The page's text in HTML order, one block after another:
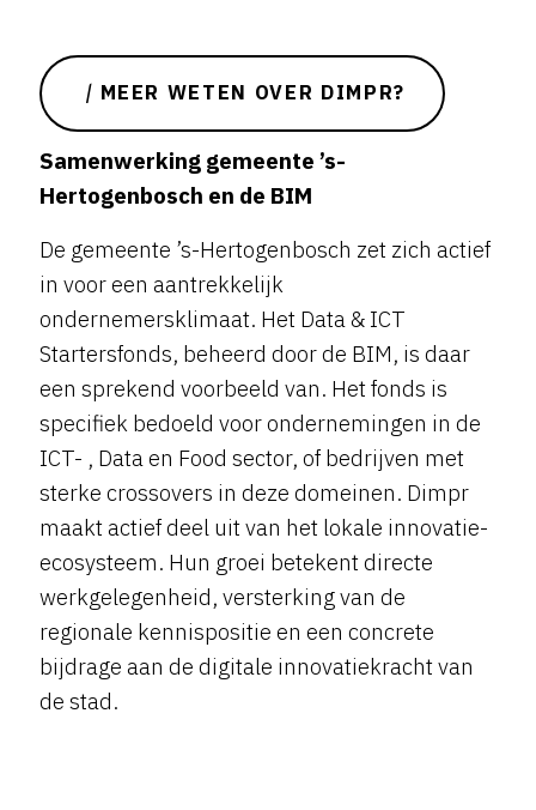
MEER WETEN OVER DIMPR?
Samenwerking gemeente ’s-
Hertogenbosch en de BIM
De gemeente ’s-Hertogenbosch zet zich actief
in voor een aantrekkelijk
ondernemersklimaat. Het Data & ICT
Startersfonds, beheerd door de BIM, is daar
een sprekend voorbeeld van. Het fonds is
specifiek bedoeld voor ondernemingen in de
ICT- , Data en Food sector, of bedrijven met
sterke crossovers in deze domeinen. Dimpr
maakt actief deel uit van het lokale innovatie-
ecosysteem. Hun groei betekent directe
werkgelegenheid, versterking van de
regionale kennispositie en een concrete
bijdrage aan de digitale innovatiekracht van
de stad.